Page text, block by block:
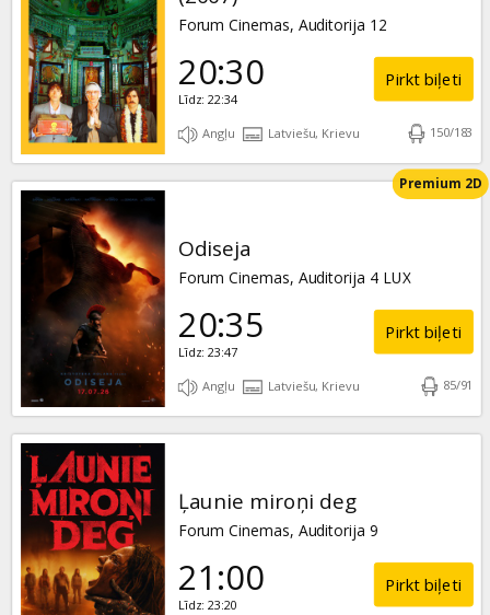
Forum Cinemas, Auditorija 12
20:30
Līdz: 22:34
Pirkt biļeti
Angļu Latviešu, Krievu 150/183
Odiseja
Forum Cinemas, Auditorija 4 LUX
Premium 2D
20:35
Līdz: 23:47
Pirkt biļeti
Angļu Latviešu, Krievu 85/91
Ļaunie miroņi deg
Forum Cinemas, Auditorija 9
21:00
Līdz: 23:20
Pirkt biļeti